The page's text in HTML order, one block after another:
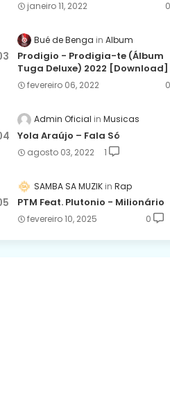
janeiro 11, 2022 0
Bué de Benga Album
Prodigio - Prodigia-te (Álbum
Tuga Deluxe) 2022 [Download]
fevereiro 06, 2022 0
Admin Oficial Musicas
Yola Araújo – Fala Só
agosto 03, 2022 1
SAMBA SA MUZIK Rap
PTM Feat. Plutonio - Milionário
fevereiro 10, 2025 0